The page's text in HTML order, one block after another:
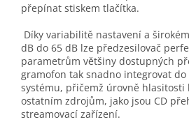
přepínat stiskem tlačítka.
Díky variabilitě nastavení a
dB do 65 dB lze předzesilovač
parametrům většiny dostupných
gramofon tak snadno integrovat do
systému, přičemž úrovně
ostatním zdrojům, jako jsou CD
streamovací zařízení.